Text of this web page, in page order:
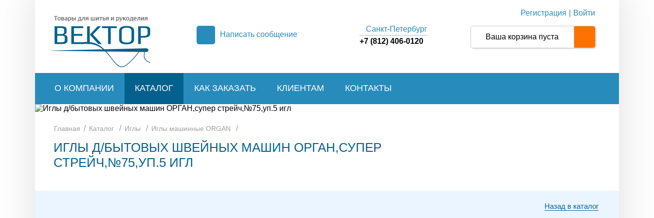
Написать сообщение
Санкт-Петербург
+7 (812) 406-0120
Регистрация Войти
Ваша корзина пуста
О КОМПАНИИ КАТАЛОГ КАК ЗАКАЗАТЬ КЛИЕНТАМ КОНТАКТЫ
Главная / Каталог / Иглы / Иглы машинные ORGAN /
ИГЛЫ Д/БЫТОВЫХ ШВЕЙНЫХ МАШИН ОРГАН,СУПЕР
СТРЕЙЧ,№75,УП.5 ИГЛ
Назад в каталог